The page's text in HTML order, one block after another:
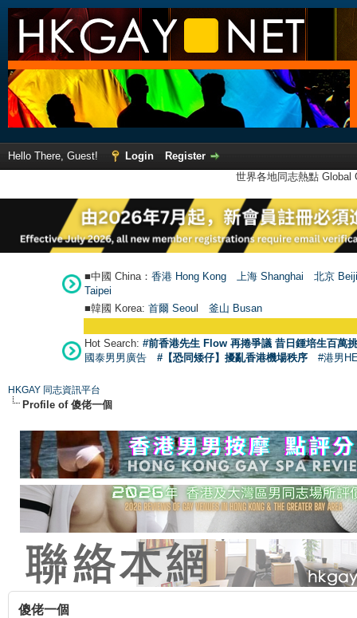
Hello There, Guest! Login
Register
世界各地同志熱點
■中國 China： 香港 Hong Kong 上海 Shanghai
北京
Taipei
■韓國 Korea: 首爾 Seoul 釜山 Busan
Hot Search: #前香港先生 Flow 再捲爭議 昔日鍾培生百萬
國泰男男廣告
#【恐同矮仔】擾亂香港機場秩序 #港男
HKGAY 同志資訊平台
Profile of 傻佬一個
傻佬一個